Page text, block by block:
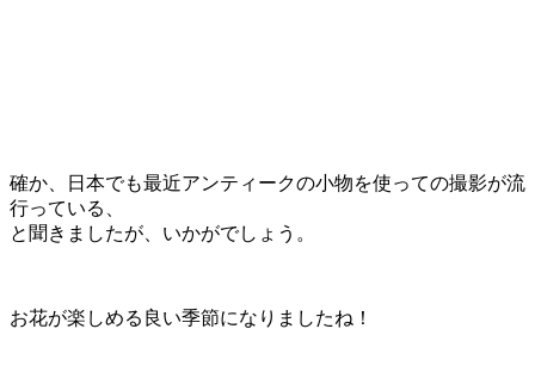
確か、日本でも最近アンティークの小物を使っての撮影が流
行っている、
と聞きましたが、いかがでしょう。
お花が楽しめる良い季節になりましたね！